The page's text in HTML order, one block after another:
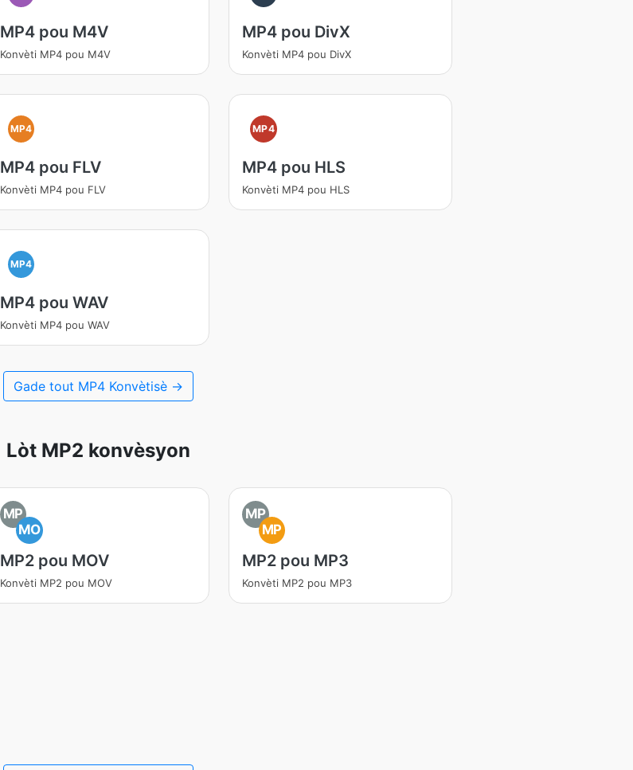
MP4 pou M4V
Konvèti MP4 pou M4V
MP4 pou DivX
Konvèti MP4 pou DivX
MP4
MP4 pou FLV
Konvèti MP4 pou FLV
MP4
MP4 pou HLS
Konvèti MP4 pou HLS
MP4
MP4 pou WAV
Konvèti MP4 pou WAV
Gade tout MP4 Konvètisè →
Lòt MP2 konvèsyon
MP
MO
MP2 pou MOV
Konvèti MP2 pou MOV
MP
MP
MP2 pou MP3
Konvèti MP2 pou MP3